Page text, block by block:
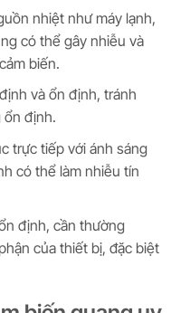
nhiệt như máy lạnh,
có thể gây nhiễu và
biến.
và ổn định, tránh
ổn định.
trực tiếp với ánh sáng
có thể làm nhiễu tín
định, cần thường
của thiết bị, đặc biệt